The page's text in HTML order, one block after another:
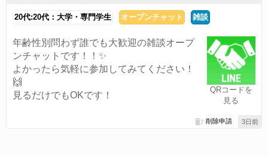
20代:20代：大学・専門学生 オープンチャット 雑談
QRコードを
見る
年齢性別問わず誰でも大歓迎の雑談オープ
ンチャットです！！✨
よかったら気軽に参加してみてください！
🙌
見るだけでもOKです！
3日前
削除申請